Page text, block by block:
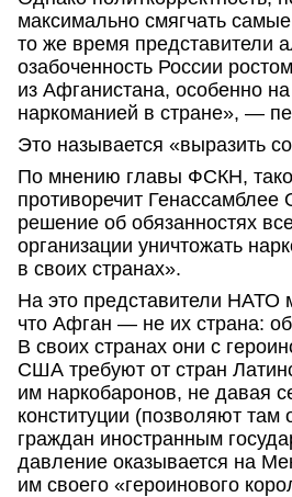
максимально смягчать
то же время представители
озабоченность России
из Афганистана, особенно
наркоманией в стране», —
Это называется «выразить
По мнению главы ФСКН,
противоречит
решение об обязанностях
организации уничтожать
в своих странах».
На это представители НАТО
что Афган — не их страна:
В своих странах они с
США требуют от стран
им наркобаронов, не давая
конституции (позволяют
граждан иностранным
давление оказывается на
им своего «героинового